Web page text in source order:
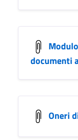
documenti
Oneri